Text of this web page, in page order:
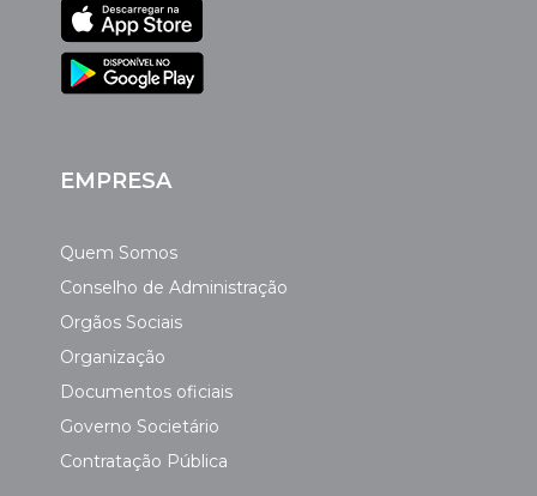
EMPRESA
Quem Somos
Conselho de Administração
Orgãos Sociais
Organização
Documentos oficiais
Governo Societário
Contratação Pública